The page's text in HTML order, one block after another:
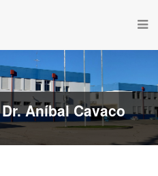
Aníbal Cavaco